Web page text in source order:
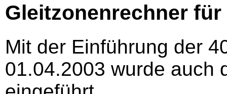
Gleitzonenrechner für
Mit der Einführung der
01.04.2003 wurde auch